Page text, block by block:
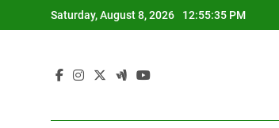
to
Saturday, August 8, 2026 12:55:35 PM